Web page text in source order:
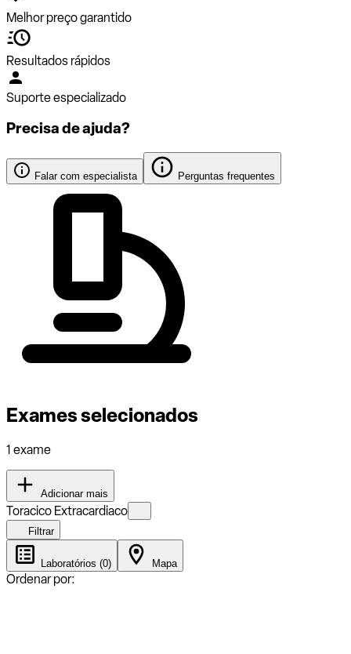
Melhor preço garantido
Resultados rápidos
Suporte especializado
Precisa de ajuda?
Falar com especialista Perguntas frequentes
Exames selecionados
1 exame
Adicionar mais
Toracico Extracardiaco
Filtrar
Laboratórios (0) Mapa
Ordenar por: